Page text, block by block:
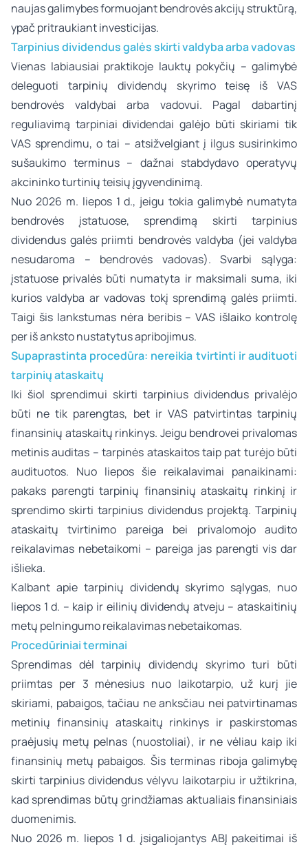
naujas galimybes formuojant bendrovės akcijų struktūrą,
ypač pritraukiant investicijas.
Tarpinius dividendus galės skirti valdyba arba vadovas
Vienas labiausiai praktikoje lauktų pokyčių – galimybė
deleguoti tarpinių dividendų skyrimo teisę iš VAS
bendrovės valdybai arba vadovui. Pagal dabartinį
reguliavimą tarpiniai dividendai galėjo būti skiriami tik
VAS sprendimu, o tai – atsižvelgiant į ilgus susirinkimo
sušaukimo terminus – dažnai stabdydavo operatyvų
akcininko turtinių teisių įgyvendinimą.
Nuo 2026 m. liepos 1 d., jeigu tokia galimybė numatyta
bendrovės įstatuose, sprendimą skirti tarpinius
dividendus galės priimti bendrovės valdyba (jei valdyba
nesudaroma – bendrovės vadovas). Svarbi sąlyga:
įstatuose privalės būti numatyta ir maksimali suma, iki
kurios valdyba ar vadovas tokį sprendimą galės priimti.
Taigi šis lankstumas nėra beribis – VAS išlaiko kontrolę
per iš anksto nustatytus apribojimus.
Supaprastinta procedūra: nereikia tvirtinti ir audituoti
tarpinių ataskaitų
Iki šiol sprendimui skirti tarpinius dividendus privalėjo
būti ne tik parengtas, bet ir VAS patvirtintas tarpinių
finansinių ataskaitų rinkinys. Jeigu bendrovei privalomas
metinis auditas – tarpinės ataskaitos taip pat turėjo būti
audituotos. Nuo liepos šie reikalavimai panaikinami:
pakaks parengti tarpinių finansinių ataskaitų rinkinį ir
sprendimo skirti tarpinius dividendus projektą. Tarpinių
ataskaitų tvirtinimo pareiga bei privalomojo audito
reikalavimas nebetaikomi – pareiga jas parengti vis dar
išlieka.
Kalbant apie tarpinių dividendų skyrimo sąlygas, nuo
liepos 1 d. – kaip ir eilinių dividendų atveju – ataskaitinių
metų pelningumo reikalavimas nebetaikomas.
Procedūriniai terminai
Sprendimas dėl tarpinių dividendų skyrimo turi būti
priimtas per 3 mėnesius nuo laikotarpio, už kurį jie
skiriami, pabaigos, tačiau ne anksčiau nei patvirtinamas
metinių finansinių ataskaitų rinkinys ir paskirstomas
praėjusių metų pelnas (nuostoliai), ir ne vėliau kaip iki
finansinių metų pabaigos. Šis terminas riboja galimybę
skirti tarpinius dividendus vėlyvu laikotarpiu ir užtikrina,
kad sprendimas būtų grindžiamas aktualiais finansiniais
duomenimis.
Nuo 2026 m. liepos 1 d. įsigaliojantys ABĮ pakeitimai iš